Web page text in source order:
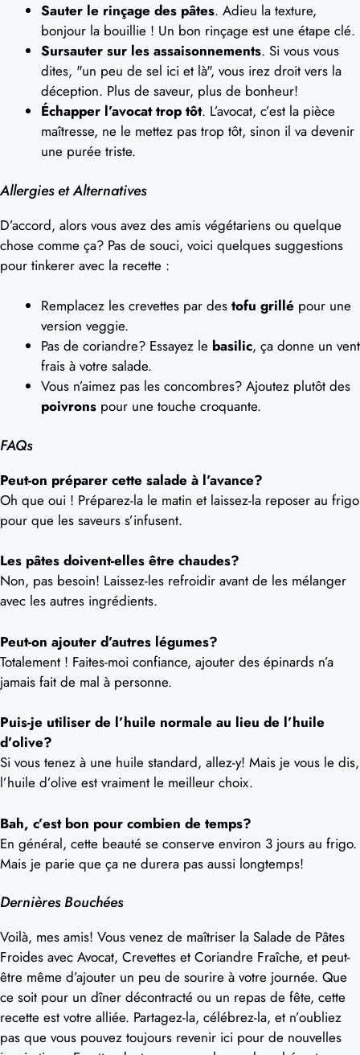
Sauter le rinçage des pâtes. Adieu la texture,
bonjour la bouillie ! Un bon rinçage est une étape clé.
Sursauter sur les assaisonnements. Si vous vous
dites, "un peu de sel ici et là", vous irez droit vers la
déception. Plus de saveur, plus de bonheur!
Échapper l’avocat trop tôt. L’avocat, c’est la pièce
maîtresse, ne le mettez pas trop tôt, sinon il va devenir
une purée triste.
Allergies et Alternatives
D’accord, alors vous avez des amis végétariens ou quelque
chose comme ça? Pas de souci, voici quelques suggestions
pour tinkerer avec la recette :
Remplacez les crevettes par des tofu grillé pour une
version veggie.
Pas de coriandre? Essayez le basilic, ça donne un vent
frais à votre salade.
Vous n’aimez pas les concombres? Ajoutez plutôt des
poivrons pour une touche croquante.
FAQs
Peut-on préparer cette salade à l’avance?
Oh que oui ! Préparez-la le matin et laissez-la reposer au frigo
pour que les saveurs s’infusent.
Les pâtes doivent-elles être chaudes?
Non, pas besoin! Laissez-les refroidir avant de les mélanger
avec les autres ingrédients.
Peut-on ajouter d’autres légumes?
Totalement ! Faites-moi confiance, ajouter des épinards n’a
jamais fait de mal à personne.
Puis-je utiliser de l’huile normale au lieu de l’huile
d’olive?
Si vous tenez à une huile standard, allez-y! Mais je vous le dis,
l’huile d’olive est vraiment le meilleur choix.
Bah, c’est bon pour combien de temps?
En général, cette beauté se conserve environ 3 jours au frigo.
Mais je parie que ça ne durera pas aussi longtemps!
Dernières Bouchées
Voilà, mes amis! Vous venez de maîtriser la Salade de Pâtes
Froides avec Avocat, Crevettes et Coriandre Fraîche, et peut-
être même d’ajouter un peu de sourire à votre journée. Que
ce soit pour un dîner décontracté ou un repas de fête, cette
recette est votre alliée. Partagez-la, célébrez-la, et n’oubliez
pas que vous pouvez toujours revenir ici pour de nouvelles